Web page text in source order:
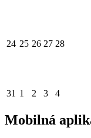
24 25 26 27 28
31 1 2 3 4
Mobilná